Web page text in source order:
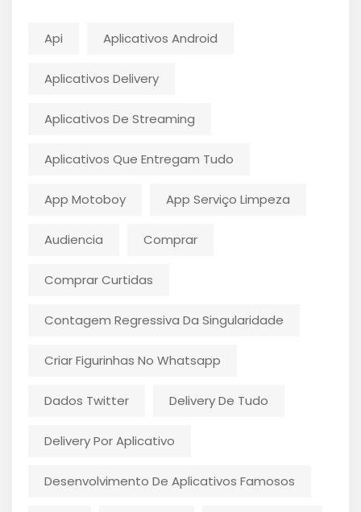
Api Aplicativos Android
Aplicativos Delivery
Aplicativos De Streaming
Aplicativos Que Entregam Tudo
App Motoboy App Serviço Limpeza
Audiencia Comprar
Comprar Curtidas
Contagem Regressiva Da Singularidade
Criar Figurinhas No Whatsapp
Dados Twitter Delivery De Tudo
Delivery Por Aplicativo
Desenvolvimento De Aplicativos Famosos